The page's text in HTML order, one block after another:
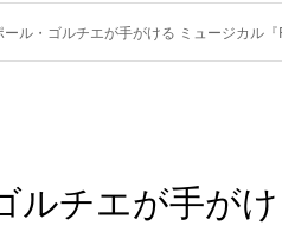
ル・ゴルチエが手がける ミュージカル
ルチエが手が